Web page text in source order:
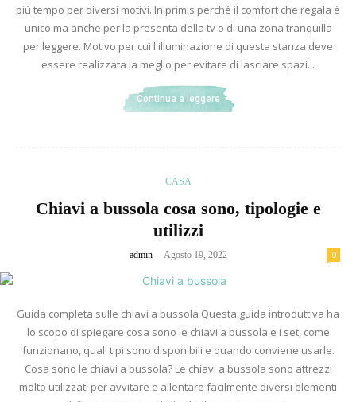
più tempo per diversi motivi. In primis perché il comfort che regala è
unico ma anche per la presenta della tv o di una zona tranquilla
per leggere. Motivo per cui l'illuminazione di questa stanza deve
essere realizzata la meglio per evitare di lasciare spazi...
Continua a leggere
CASA
Chiavi a bussola cosa sono, tipologie e
utilizzi
admin - Agosto 19, 2022 0
Guida completa sulle chiavi a bussola Questa guida introduttiva ha
lo scopo di spiegare cosa sono le chiavi a bussola e i set, come
funzionano, quali tipi sono disponibili e quando conviene usarle.
Cosa sono le chiavi a bussola? Le chiavi a bussola sono attrezzi
molto utilizzati per avvitare e allentare facilmente diversi elementi